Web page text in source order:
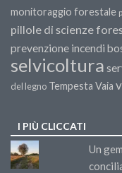
monitoraggio forestale
pillole di scienze
prevenzione incendi
selvicoltura
del legno Tempesta Vaia
I PIÙ CLICCATI
Un